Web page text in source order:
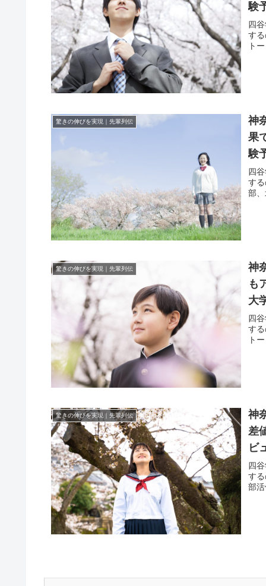
験
四
す
ト
驚きの伸びを実現｜先輩列伝
神
果
験
四
す
部
驚きの伸びを実現｜先輩列伝
神
も
大
四
す
ト
驚きの伸びを実現｜先輩列伝
神
差
ビ
四
す
部